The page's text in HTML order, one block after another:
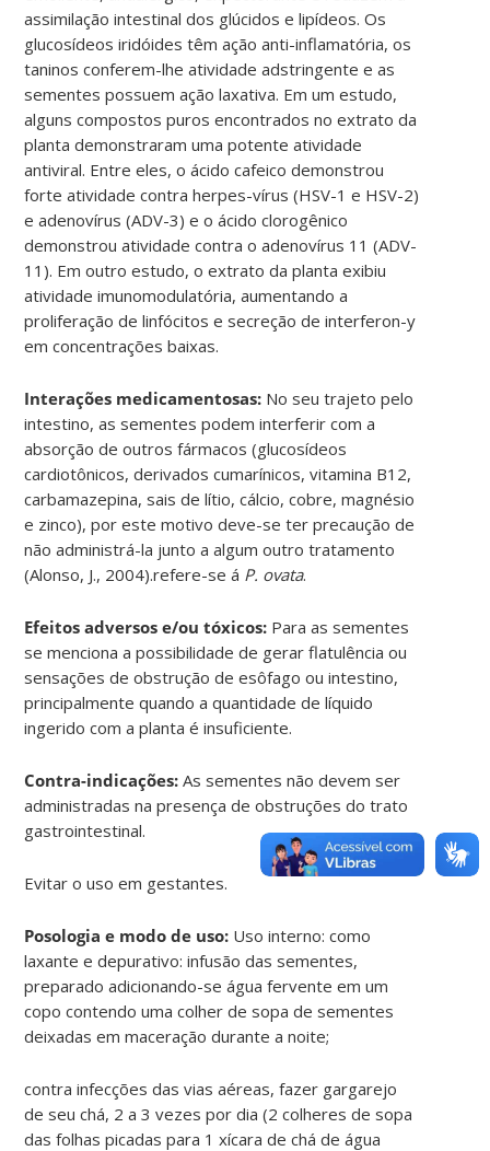
assimilação intestinal dos glúcidos e lipídeos. Os
glucosídeos iridóides têm ação anti-inflamatória, os
taninos conferem-lhe atividade adstringente e as
sementes possuem ação laxativa. Em um estudo,
alguns compostos puros encontrados no extrato da
planta demonstraram uma potente atividade
antiviral. Entre eles, o ácido cafeico demonstrou
forte atividade contra herpes-vírus (HSV-1 e HSV-2)
e adenovírus (ADV-3) e o ácido clorogênico
demonstrou atividade contra o adenovírus 11 (ADV-
11). Em outro estudo, o extrato da planta exibiu
atividade imunomodulatória, aumentando a
proliferação de linfócitos e secreção de interferon-y
em concentrações baixas.
Interações medicamentosas: No seu trajeto pelo
intestino, as sementes podem interferir com a
absorção de outros fármacos (glucosídeos
cardiotônicos, derivados cumarínicos, vitamina B12,
carbamazepina, sais de lítio, cálcio, cobre, magnésio
e zinco), por este motivo deve-se ter precaução de
não administrá-la junto a algum outro tratamento
(Alonso, J., 2004).refere-se á P. ovata.
Efeitos adversos e/ou tóxicos: Para as sementes
se menciona a possibilidade de gerar flatulência ou
sensações de obstrução de esôfago ou intestino,
principalmente quando a quantidade de líquido
ingerido com a planta é insuficiente.
Contra-indicações:As sementes não devem ser
administradas na presença de obstruções do trato
gastrointestinal.
Evitar o uso em gestantes.
Posologia e modo de uso: Uso interno: como
laxante e depurativo: infusão das sementes,
preparado adicionando-se água fervente em um
copo contendo uma colher de sopa de sementes
deixadas em maceração durante a noite;
contra infecções das vias aéreas, fazer gargarejo
de seu chá, 2 a 3 vezes por dia (2 colheres de sopa
das folhas picadas para 1 xícara de chá de água